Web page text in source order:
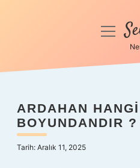
Anasayfa
Yasal Uyarı
Hakkımızda
menüyü
ARDAHAN
BOYUNDANDIR ?
Tarih: Aralık 11, 2025